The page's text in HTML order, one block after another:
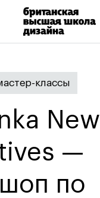
дизайн
образование
классы
New
—
по